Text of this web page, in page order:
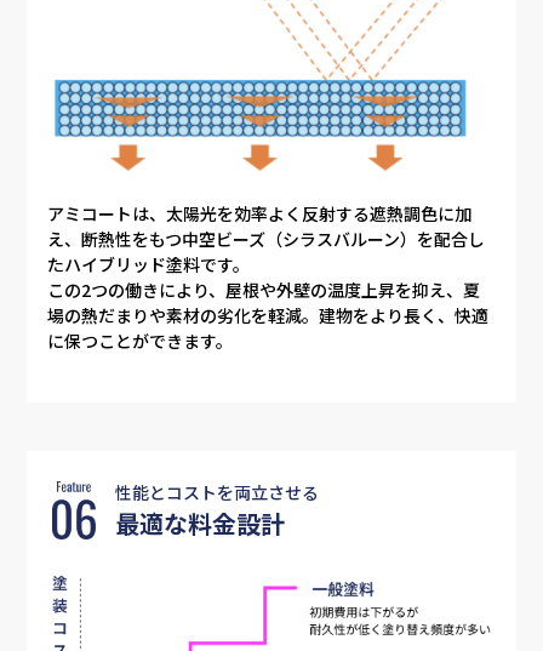
トップページ
強み・特徴
雨樋補修
アミコートは、太陽光を効率よく反射する遮熱調色に加
え、断熱性をもつ中空ビーズ（シラスバルーン）を配合し
たハイブリッド塗料です。
この2つの働きにより、屋根や外壁の温度上昇を抑え、夏
場の熱だまりや素材の劣化を軽減。建物をより長く、快適
に保つことができます。
性能とコストを両立させる
最適な料金設計